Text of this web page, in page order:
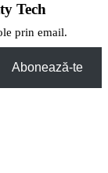
Tech
prin email.
Abonează-te